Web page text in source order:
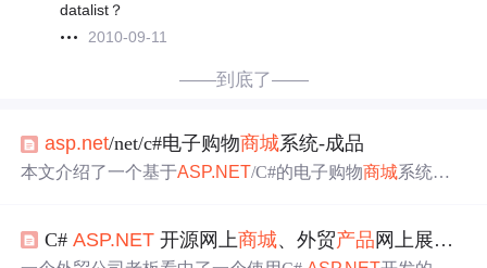
datalist？
2010-09-11
——到底了——
asp.net/net/c#电子购物商城系统-成品
本文介绍了一个基于ASP.NET/C#的电子购物商城系统，
网页设计。关键功能包括商品浏览、购物车、用户信息管
理和订单处理。
C#ASP.NET 开源网上商城、外贸产品 网上展示的几个